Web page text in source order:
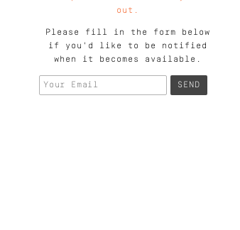
out.
Please fill in the form below
if you'd like to be notified
when it becomes available.